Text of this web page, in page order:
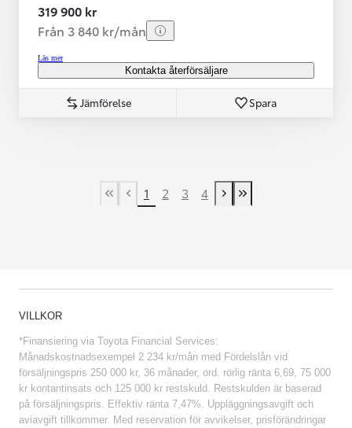
319 900 kr
Från 3 840 kr/mån
Läs mer
Kontakta återförsäljare
Jämförelse Spara
First Page
Previous page
1 2 3 4
Next page
Last Page
VILLKOR
*Finansiering via Toyota Financial Services:
Månadskostnadsexempel 2 234 kr/mån med Fördelslån vid
försäljningspris 250 000 kr, 36 månader, ord. rörlig ränta 6,69, 75 000
kr kontantinsats och 125 000 kr restskuld. Restskulden är baserad
på försäljningspris. Effektiv ränta 7,47%. Uppläggningsavgift och
aviavgift tillkommer. Med reservation för avvikelser, prisförändringar